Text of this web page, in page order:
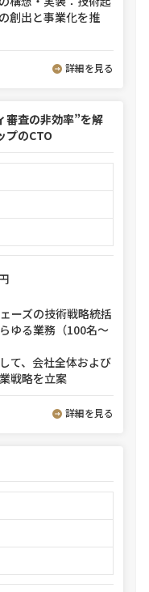
創出と事業化を推
詳細を見る
審査の非効率”を解
プのCTO
ーズの技術戦略統括
ゆる業務（100名～
て、会社全体および
戦略を立案
詳細を見る